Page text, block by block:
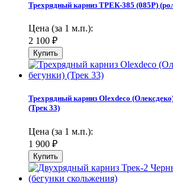
Трехрядный карниз ТРЕК-385 (085Р)
Цена (за 1 м.п.):
2 100 ₽
Трехрядный карниз Olexdeco
(Трек 33)
Цена (за 1 м.п.):
1 900 ₽